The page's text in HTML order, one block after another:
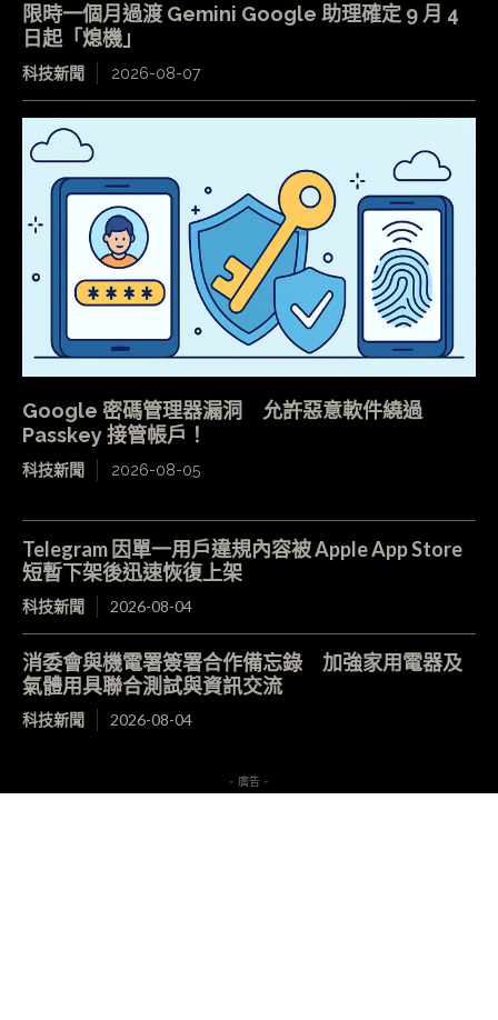
限時一個月過渡 Gemini Google 助理確定 9 月 4
日起「熄機」
科技新聞 2026-08-07
Google 密碼管理器漏洞 允許惡意軟件繞過
Passkey 接管帳戶！
科技新聞 2026-08-05
Telegram 因單一用戶違規內容被 Apple App Store
短暫下架後迅速恢復上架
科技新聞 2026-08-04
消委會與機電署簽署合作備忘錄 加強家用電器及
氣體用具聯合測試與資訊交流
科技新聞 2026-08-04
- 廣告 -